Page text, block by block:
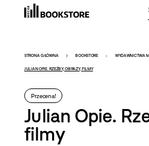
Bookstore
-
szablon
szczegóły
STRONA GŁÓWNA BOOKSTORE WYDAWNICTWA
JULIAN OPIE. RZEŹBY, OBRAZY, FILMY
Przecena!
Julian Opie.
filmy